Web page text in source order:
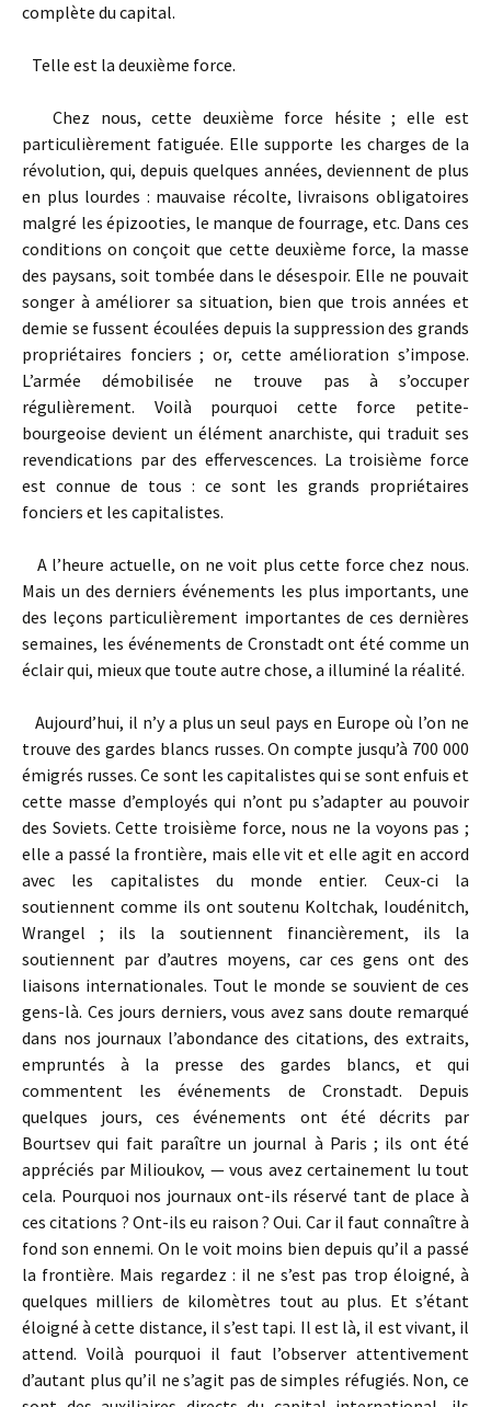
complète du capital.
Telle est la deuxième force.
Chez nous, cette deuxième force hésite ; elle est
particulièrement fatiguée. Elle supporte les charges de la
révolution, qui, depuis quelques années, deviennent de plus
en plus lourdes : mauvaise récolte, livraisons obligatoires
malgré les épizooties, le manque de fourrage, etc. Dans ces
conditions on conçoit que cette deuxième force, la masse
des paysans, soit tombée dans le désespoir. Elle ne pouvait
songer à améliorer sa situation, bien que trois années et
demie se fussent écoulées depuis la suppression des grands
propriétaires fonciers ; or, cette amélioration s’impose.
L’armée démobilisée ne trouve pas à s’occuper
régulièrement. Voilà pourquoi cette force petite-
bourgeoise devient un élément anarchiste, qui traduit ses
revendications par des effervescences. La troisième force
est connue de tous : ce sont les grands propriétaires
fonciers et les capitalistes.
A l’heure actuelle, on ne voit plus cette force chez nous.
Mais un des derniers événements les plus importants, une
des leçons particulièrement importantes de ces dernières
semaines, les événements de Cronstadt ont été comme un
éclair qui, mieux que toute autre chose, a illuminé la réalité.
Aujourd’hui, il n’y a plus un seul pays en Europe où l’on ne
trouve des gardes blancs russes. On compte jusqu’à 700 000
émigrés russes. Ce sont les capitalistes qui se sont enfuis et
cette masse d’employés qui n’ont pu s’adapter au pouvoir
des Soviets. Cette troisième force, nous ne la voyons pas ;
elle a passé la frontière, mais elle vit et elle agit en accord
avec les capitalistes du monde entier. Ceux-ci la
soutiennent comme ils ont soutenu Koltchak, Ioudénitch,
Wrangel ; ils la soutiennent financièrement, ils la
soutiennent par d’autres moyens, car ces gens ont des
liaisons internationales. Tout le monde se souvient de ces
gens-là. Ces jours derniers, vous avez sans doute remarqué
dans nos journaux l’abondance des citations, des extraits,
empruntés à la presse des gardes blancs, et qui
commentent les événements de Cronstadt. Depuis
quelques jours, ces événements ont été décrits par
Bourtsev qui fait paraître un journal à Paris ; ils ont été
appréciés par Milioukov, — vous avez certainement lu tout
cela. Pourquoi nos journaux ont-ils réservé tant de place à
ces citations ? Ont-ils eu raison ? Oui. Car il faut connaître à
fond son ennemi. On le voit moins bien depuis qu’il a passé
la frontière. Mais regardez : il ne s’est pas trop éloigné, à
quelques milliers de kilomètres tout au plus. Et s’étant
éloigné à cette distance, il s’est tapi. Il est là, il est vivant, il
attend. Voilà pourquoi il faut l’observer attentivement
d’autant plus qu’il ne s’agit pas de simples réfugiés. Non, ce